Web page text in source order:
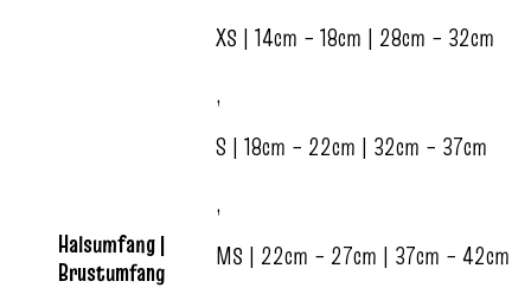
Halsumfang |
Brustumfang
XS | 14cm – 18cm | 28cm – 32cm
,
S | 18cm – 22cm | 32cm – 37cm
,
MS | 22cm – 27cm | 37cm – 42cm